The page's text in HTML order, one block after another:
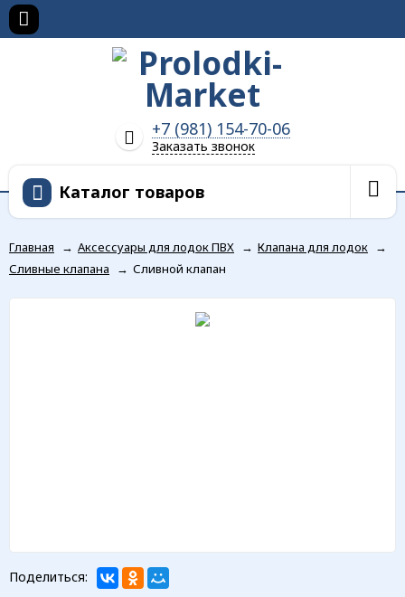
+7 (981) 154-70-06
Заказать звонок
Каталог товаров
Главная → Аксессуары для лодок ПВХ → Клапана для лодок →
Сливные клапана
→ Сливной клапан
Поделиться: